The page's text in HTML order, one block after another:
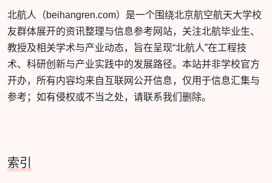
北航人（beihangren.com）是一个围绕北京航空航天大学校
友群体展开的资讯整理与信息参考网站，关注北航毕业生、
教授及相关学术与产业动态，旨在呈现“北航人”在工程技
术、科研创新与产业实践中的发展路径。本站并非学校官方
开办，所有内容均来自互联网公开信息，仅用于信息汇集与
参考；如有侵权或不当之处，请联系我们删除。
索引